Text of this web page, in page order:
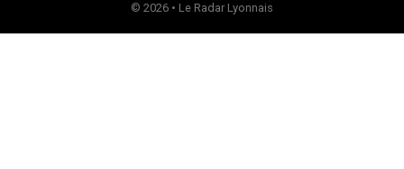
© 2026 • Le Radar Lyonnais